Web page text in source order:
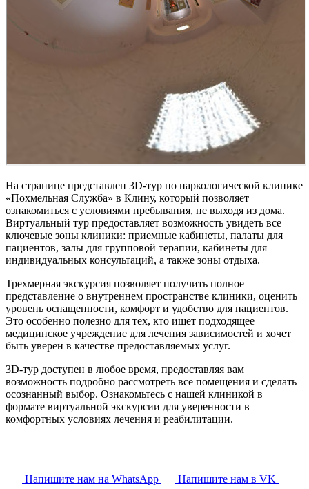
На странице представлен 3D-тур по наркологической клинике
«Похмельная Служба» в Клину, который позволяет
ознакомиться с условиями пребывания, не выходя из дома.
Виртуальный тур предоставляет возможность увидеть все
ключевые зоны клиники: приемные кабинеты, палаты для
пациентов, залы для групповой терапии, кабинеты для
индивидуальных консультаций, а также зоны отдыха.
Трехмерная экскурсия позволяет получить полное
представление о внутреннем пространстве клиники, оценить
уровень оснащенности, комфорт и удобство для пациентов.
Это особенно полезно для тех, кто ищет подходящее
медицинское учреждение для лечения зависимостей и хочет
быть уверен в качестве предоставляемых услуг.
3D-тур доступен в любое время, предоставляя вам
возможность подробно рассмотреть все помещения и сделать
осознанный выбор. Ознакомьтесь с нашей клиникой в
формате виртуальной экскурсии для уверенности в
комфортных условиях лечения и реабилитации.
Напишите нам на WhatsApp
Напишите нам в VK